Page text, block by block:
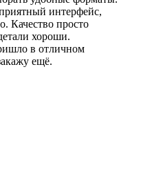
интерфейс,
Качество просто
хороши.
в отличном
ещё.